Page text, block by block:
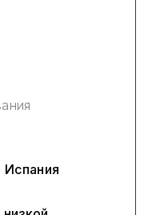
Испания